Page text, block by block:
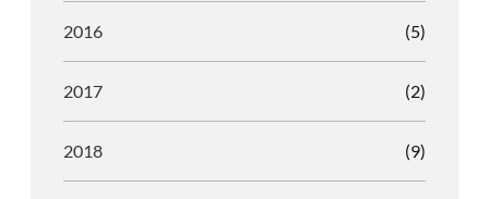
2016 (5)
2017 (2)
2018 (9)